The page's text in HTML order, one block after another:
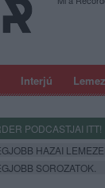
Interjú
PODCASTJAI ITT!
HAZAI
SOROZATOK.